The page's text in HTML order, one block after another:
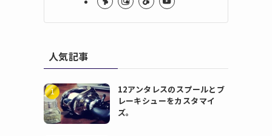
人気記事
12アンタレスのスプールとブ
レーキシューをカスタマイ
ズ。